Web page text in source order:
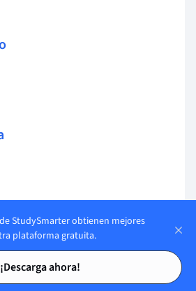
Tarjetas de estudio
Tarjetas de estudio
StudySmarter obtienen mejores
plataforma gratuita.
¡Descarga ahora!